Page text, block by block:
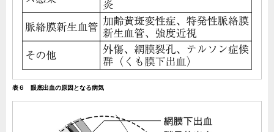
表６ 眼底出血の原因となる病気